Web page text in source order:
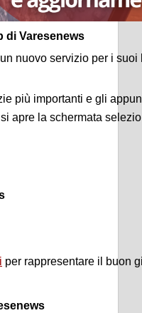
di Varesenews
nuovo servizio per i
più importanti e gli
apre la schermata
per rappresentare il buon